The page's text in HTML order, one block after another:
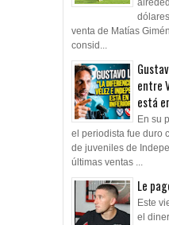
venta de Matías
consid...
entre
está
En su
el periodista fue duro
de juveniles de
últimas ventas ...
Le
Este
el